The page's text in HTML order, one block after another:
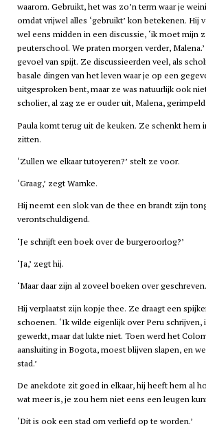
waarom. Gebruikt, het was zo’n term waar je
omdat vrijwel alles ‘gebruikt’ kon betekenen. Hij
wel eens midden in een discussie, ‘ik moet mijn
peuterschool. We praten morgen verder,
gevoel van spijt. Ze discussieerden veel, als
basale dingen van het leven waar je op een
uitgesproken bent, maar ze was natuurlijk ook
scholier, al zag ze er ouder uit, Malena,
Paula komt terug uit de keuken. Ze schenkt hem
zitten.
‘Zullen we elkaar tutoyeren?’ stelt ze voor.
‘Graag,’ zegt Warnke.
Hij neemt een slok van de thee en brandt zijn
verontschuldigend.
‘Je schrijft een boek over de burgeroorlog?’
‘Ja,’ zegt hij.
‘Maar daar zijn al zoveel boeken over
Hij verplaatst zijn kopje thee. Ze draagt een
schoenen. ‘Ik wilde eigenlijk over Peru schrijven,
gewerkt, maar dat lukte niet. Toen werd het
aansluiting in Bogota, moest blijven slapen, en
stad.’
De anekdote zit goed in elkaar, hij heeft hem al
wat meer is, je zou hem niet eens een leugen
‘Dit is ook een stad om verliefd op te worden.’